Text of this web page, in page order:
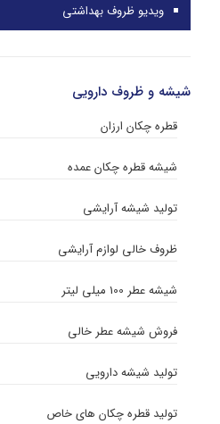
ویدیو ظروف بهداشتی
شیشه و ظروف دارویی
قطره چکان ارزان
شیشه قطره چکان عمده
تولید شیشه آرایشی
ظروف خالی لوازم آرایشی
شیشه عطر 100 میلی لیتر
فروش شیشه عطر خالی
تولید شیشه دارویی
تولید قطره چکان های خاص